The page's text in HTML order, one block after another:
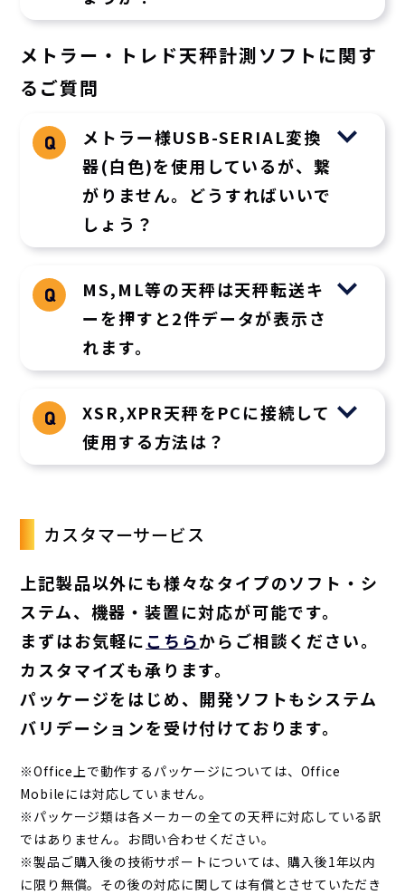
メトラー・トレド天秤計測ソフトに関す
るご質問
メトラー様USB-SERIAL変換
器(白色)を使用しているが、繋
がりません。どうすればいいで
しょう？
MS,ML等の天秤は天秤転送キ
ーを押すと2件データが表示さ
れます。
XSR,XPR天秤をPCに接続して
使用する方法は？
カスタマーサービス
上記製品以外にも様々なタイプのソフト・シ
ステム、機器・装置に対応が可能です。
まずはお気軽にこちらからご相談ください。
カスタマイズも承ります。
パッケージをはじめ、開発ソフトもシステム
バリデーションを受け付けております。
※Office上で動作するパッケージについては、Office
Mobileには対応していません。
※パッケージ類は各メーカーの全ての天秤に対応している訳
ではありません。お問い合わせください。
※製品ご購入後の技術サポートについては、購入後1年以内
に限り無償。その後の対応に関しては有償とさせていただき